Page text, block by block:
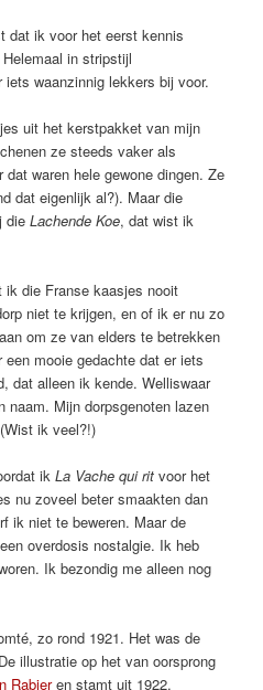
dat ik voor het eerst kennis
Helemaal in stripstijl
waanzinnig lekkers bij voor.
uit het kerstpakket van mijn
ze steeds vaker als
waren hele gewone dingen. Ze
dat eigenlijk al?). Maar die
dieLachende Koe, dat wist ik
ik die Franse kaasjes nooit
niet te krijgen, en of ik er nu zo
om ze van elders te betrekken
mooie gedachte dat er iets
dat alleen ik kende. Welliswaar
naam. Mijn dorpsgenoten lazen
ik veel?!)
ikLa Vache qui ritvoor het
nu zoveel beter smaakten dan
ik niet te beweren. Maar de
overdosis nostalgie. Ik heb
Ik bezondig me alleen nog
zo rond 1921. Het was de
illustratie op het van oorsprong
Rabieren stamt uit 1922.